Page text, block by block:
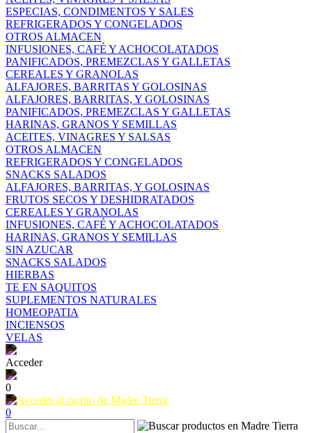
ESPECIAS, CONDIMENTOS Y SALES
REFRIGERADOS Y CONGELADOS
OTROS ALMACEN
INFUSIONES, CAFÉ Y ACHOCOLATADOS
PANIFICADOS, PREMEZCLAS Y GALLETAS
CEREALES Y GRANOLAS
ALFAJORES, BARRITAS Y GOLOSINAS
ALFAJORES, BARRITAS, Y GOLOSINAS
PANIFICADOS, PREMEZCLAS Y GALLETAS
HARINAS, GRANOS Y SEMILLAS
ACEITES, VINAGRES Y SALSAS
OTROS ALMACEN
REFRIGERADOS Y CONGELADOS
SNACKS SALADOS
ALFAJORES, BARRITAS, Y GOLOSINAS
FRUTOS SECOS Y DESHIDRATADOS
CEREALES Y GRANOLAS
INFUSIONES, CAFÉ Y ACHOCOLATADOS
HARINAS, GRANOS Y SEMILLAS
SIN AZUCAR
SNACKS SALADOS
HIERBAS
TE EN SAQUITOS
SUPLEMENTOS NATURALES
HOMEOPATIA
INCIENSOS
VELAS
Acceder
0
0